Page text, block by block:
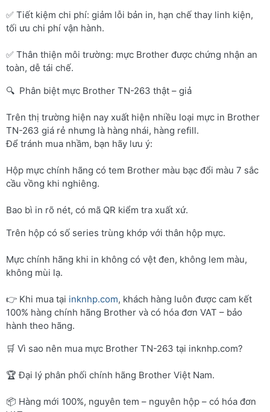
✅ Tiết kiệm chi phí: giảm lỗi bản in, hạn chế thay linh kiện,
tối ưu chi phí vận hành.
✅ Thân thiện môi trường: mực Brother được chứng nhận an
toàn, dễ tái chế.
🔍 Phân biệt mực Brother TN-263 thật – giả
Trên thị trường hiện nay xuất hiện nhiều loại mực in Brother
TN-263 giá rẻ nhưng là hàng nhái, hàng refill.
Để tránh mua nhầm, bạn hãy lưu ý:
Hộp mực chính hãng có tem Brother màu bạc đổi màu 7 sắc
cầu vồng khi nghiêng.
Bao bì in rõ nét, có mã QR kiểm tra xuất xứ.
Trên hộp có số series trùng khớp với thân hộp mực.
Mực chính hãng khi in không có vệt đen, không lem màu,
không mùi lạ.
👉 Khi mua tại inknhp.com, khách hàng luôn được cam kết
100% hàng chính hãng Brother và có hóa đơn VAT – bảo
hành theo hãng.
🛒 Vì sao nên mua mực Brother TN-263 tại inknhp.com?
🏆 Đại lý phân phối chính hãng Brother Việt Nam.
📦 Hàng mới 100%, nguyên tem – nguyên hộp – có hóa đơn